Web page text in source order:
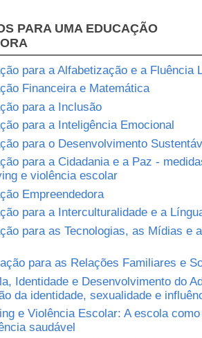
PARA UMA EDUCAÇÃO
para a Alfabetização e a Fluência
Financeira e Matemática
para a Inclusão
para a Inteligência Emocional
para o Desenvolvimento
para a Cidadania e a Paz -
e violência escolar
Empreendedora
para a Interculturalidade e a
para as Tecnologias, as Mídias e
para as Relações Familiares e
Identidade e Desenvolvimento do
da identidade, sexualidade e
e Violência Escolar: A escola
saudável